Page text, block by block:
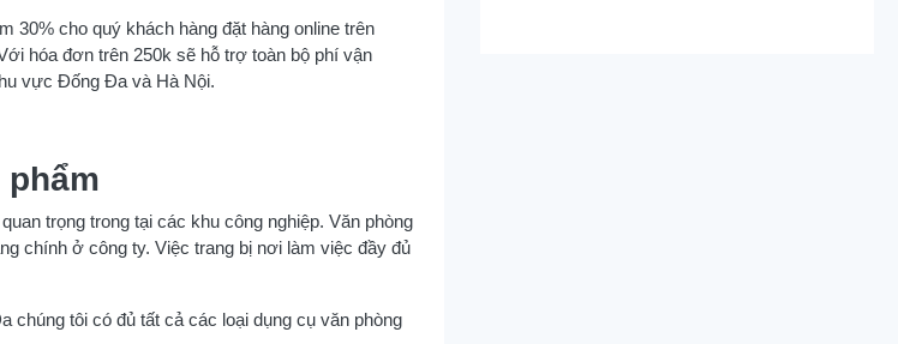
30% cho quý khách hàng đặt hàng online trên
hóa đơn trên 250k sẽ hỗ trợ toàn bộ phí vận
vực Đống Đa và Hà Nội.
trọng trong tại các khu công nghiệp. Văn phòng
chính ở công ty. Việc trang bị nơi làm việc đầy đủ
tôi có đủ tất cả các loại dụng cụ văn phòng